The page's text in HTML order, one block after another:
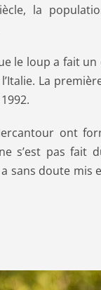
la
le loup a fait
La
ont
s’est pas fait
sans doute mis